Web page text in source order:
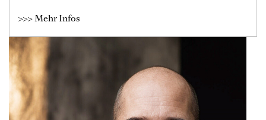
>>> Mehr Infos